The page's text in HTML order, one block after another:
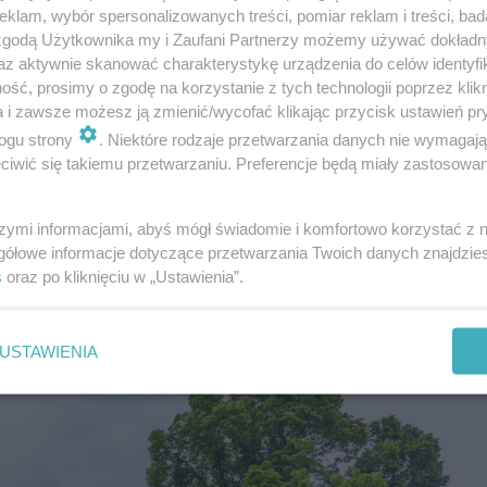
toczą się jedynie sporadyczne prace
że realizuje wszystkie nakazane czynności,
kary finansowe.Inwestor, rzecz jasna, od
konflikt między właścicielem Pałacu Błękitnego w
znacznie głębiej – i trwa co najmniej od 2013
parkingi podziemne? Powstał tylko jeden – i
wybór spersonalizowanych treści, pomiar reklam i treści,
Użytkownika my i Zaufani Partnerzy możemy używać
aktywnie skanować charakterystykę urządzenia do celów
prosimy o zgodę na korzystanie z tych technologii poprzez
i zawsze możesz ją zmienić/wycofać klikając przycisk ustawień
strony
. Niektóre rodzaje przetwarzania danych nie
się takiemu przetwarzaniu. Preferencje będą miały
informacjami, abyś mógł świadomie i komfortowo korzystać z
informacje dotyczące przetwarzania Twoich danych
oraz po kliknięciu w „Ustawienia”.
USTAWIENIA